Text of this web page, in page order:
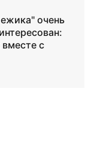
очень
с